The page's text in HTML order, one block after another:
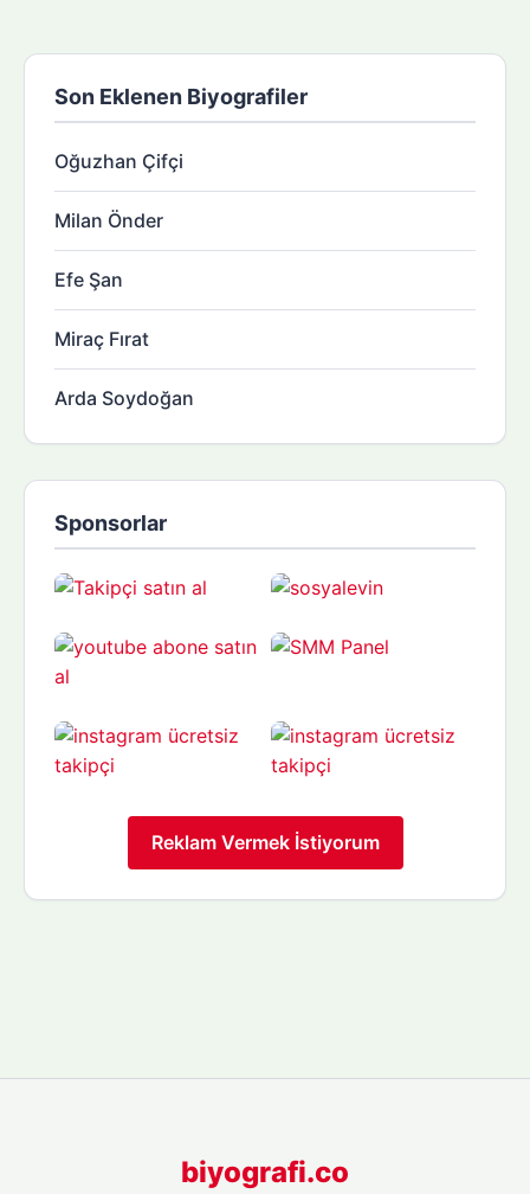
Son Eklenen Biyografiler
Oğuzhan Çifçi
Milan Önder
Efe Şan
Miraç Fırat
Arda Soydoğan
Sponsorlar
Reklam Vermek İstiyorum
biyografi.co